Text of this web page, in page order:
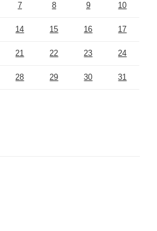
7 8 9 10
14 15 16 17
21 22 23 24
28 29 30 31